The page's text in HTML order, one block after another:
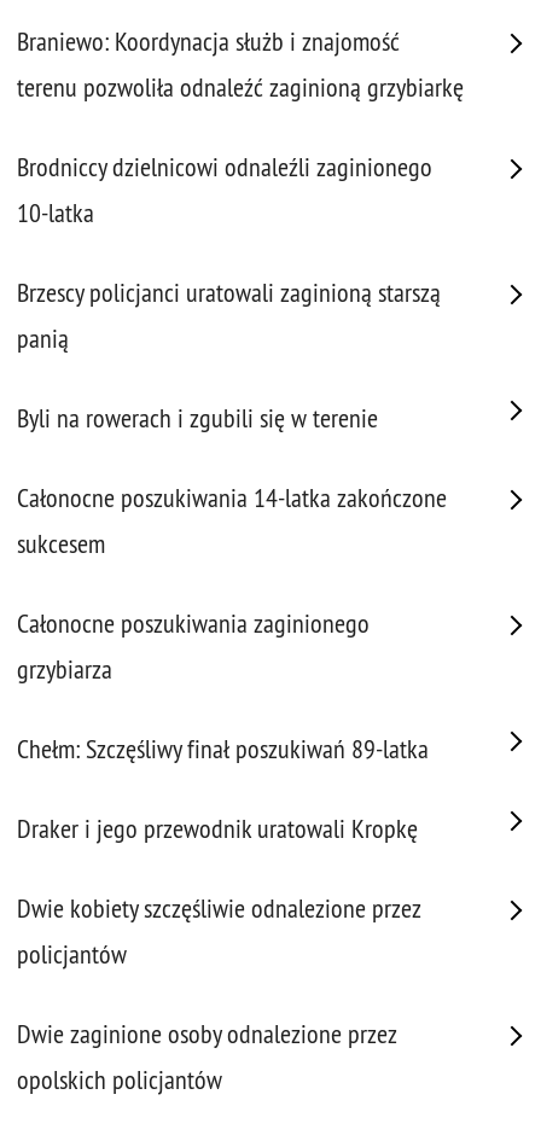
Braniewo: Koordynacja służb i znajomość
terenu pozwoliła odnaleźć zaginioną grzybiarkę
Brodniccy dzielnicowi odnaleźli zaginionego
10-latka
Brzescy policjanci uratowali zaginioną starszą
panią
Byli na rowerach i zgubili się w terenie
Całonocne poszukiwania 14-latka zakończone
sukcesem
Całonocne poszukiwania zaginionego
grzybiarza
Chełm: Szczęśliwy finał poszukiwań 89-latka
Draker i jego przewodnik uratowali Kropkę
Dwie kobiety szczęśliwie odnalezione przez
policjantów
Dwie zaginione osoby odnalezione przez
opolskich policjantów